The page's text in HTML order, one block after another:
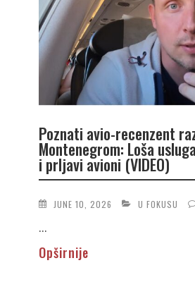
Poznati avio-recenzent
Montenegrom: Loša
i prljavi avioni (VIDEO)
JUNE 10, 2026 U FOKUSU
...
Opširnije